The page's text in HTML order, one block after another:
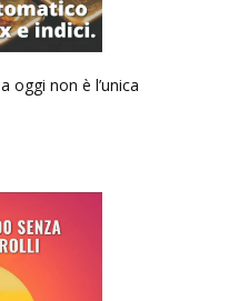
oggi non è l’unica